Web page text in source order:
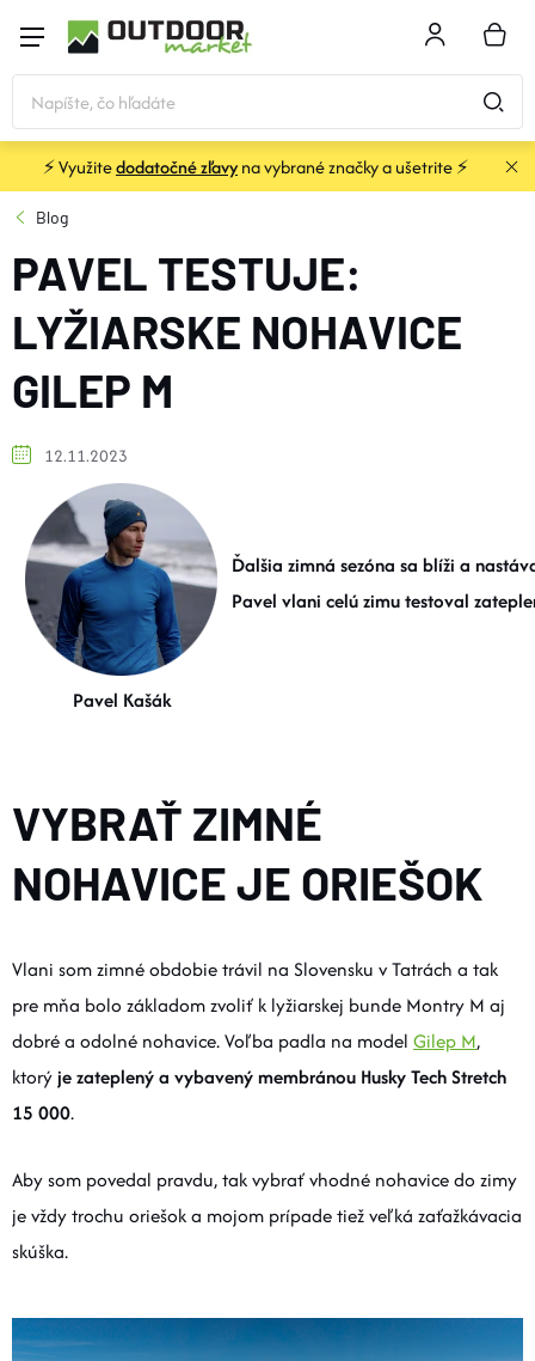
obsah
KOŠÍK
STANY a PRÍSTREŠKY
SPACÁKY
KARIMATKY
BATOHY a TAŠKY
OBLEČENIE
DOPLNKY
VYBAVENIE
TOPÁNKY a PONOŽKY
Značky
Podmienky ochrany osobných údajov
Doprava a platba
⚡ Využitedodatočné zľavyna vybrané značky a ušetrite ⚡
Blog
PAVEL TESTUJE:
LYŽIARSKE NOHAVICE
GILEP M
12.11.2023
Pavel Kašák
Ďalšia zimná sezóna sa blíži a
Pavel vlani celú zimu testoval
VYBRAŤ ZIMNÉ
NOHAVICE JE ORIEŠOK
Vlani som zimné obdobie trávil na Slovensku v Tatrách a tak
pre mňa bolo základom zvoliť k lyžiarskej bunde Montry M aj
dobré a odolné nohavice. Voľba padla na model Gilep M,
ktorýje zateplený a vybavený membránou Husky Tech Stretch
15 000.
Aby som povedal pravdu, tak vybrať vhodné nohavice do zimy
je vždy trochu oriešok a mojom prípade tiež veľká zaťažkávacia
skúška.